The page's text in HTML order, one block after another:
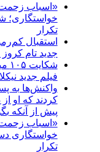
«اسباب
تکرار
جدید تام کروز
فیلم جدید
واکنش‌ها به
کردند که او
پیش از آنکه
«اسباب
تکرار